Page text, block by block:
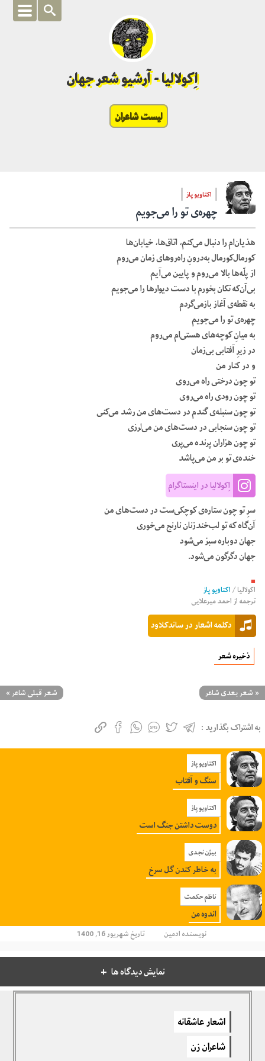
اِکولالیا - آرشیو شعر جهان
لیست شاعران
اکتاویو پاز
چهره‌ی تو را می‌جویم
هذیان‌ام را دنبال می‌کنم، اتاق‌ها، خیابان‌ها
کورمال‌کورمال به‌درونِ راه‌روهای زمان می‌روم
از پلّه‌ها بالا می‌روم و پایین می‌آیم
بی‌آن‌که تکان بخورم با دست دیوارها را می‌جویم
به نقطه‌ی آغاز بازمی‌گردم
چهره‌ی تو را می‌جویم
به میانِ کوچه‌های هستی‌ام می‌روم
در زیرِ آفتابی بی‌زمان
و در کنار من
تو چون درختی راه می‌روی
تو چون رودی راه می‌روی
تو چون سنبله‌ی گندم در دست‌های من رشد می‌کنی
تو چون سنجابی در دست‌های من می‌لرزی
تو چون هزاران پرنده می‌پری
خنده‌ی تو بر من می‌پاشد
اِکولالیا در اینستاگرام
سرِ تو چون ستاره‌ی کوچکی‌ست در دست‌های من
آن‌گاه که تو لب‌خندزنان نارنج می‌خوری
جهان دوباره سبز می‌شود
جهان دگرگون می‌شود.
■
اکولالیا/اکتاویو پاز
ترجمه ازاحمد میرعلایی
دکلمه اشعار در ساندکلاود
ذخیره شعر
« شعر بعدی شاعر شعر قبلی شاعر»
به اشتراک بگذارید :
اکتاویو پاز
سنگ و آفتاب
اکتاویو پاز
دوست داشتن جنگ است
بیژن نجدی
به خاطر کندن گل سرخ
ناظم حکمت
اندوه من
نویسندهادمین تاریخ شهریور 16, 1400
نمایش دیدگاه ها
دیدگاهتان را بنویسید
برای نوشتن دیدگاه باید
اشعار عاشقانه
شاعران زن